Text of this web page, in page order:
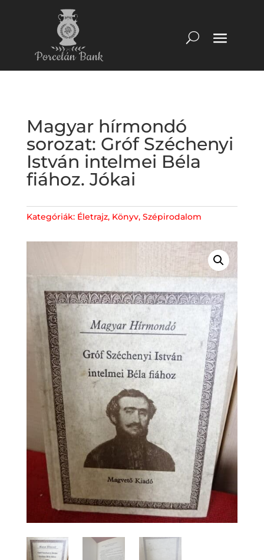
Magyar hírmondó
sorozat: Gróf Széchenyi
István intelmei Béla
fiához. Jókai
Kategóriák: Életrajz, Könyv, Szépirodalom